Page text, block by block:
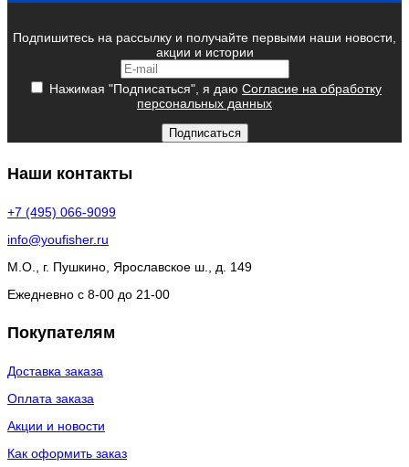
Подпишитесь на рассылку и получайте первыми наши новости,
акции и истории
Нажимая "Подписаться", я даю Согласие на обработку
персональных данных
Подписаться
Наши контакты
+7 (495) 066-9099
info@youfisher.ru
М.О., г. Пушкино, Ярославское ш., д. 149
Ежедневно с 8-00 до 21-00
Покупателям
Доставка заказа
Оплата заказа
Акции и новости
Как оформить заказ